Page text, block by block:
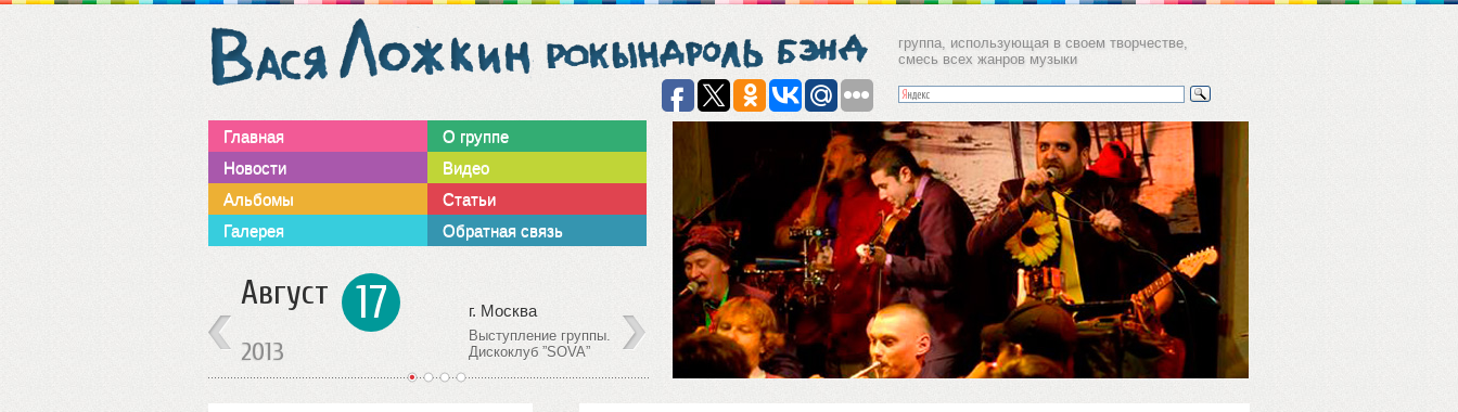
группа, использующая в своем творчестве,
смесь всех жанров музыки
Главная
Новости
Альбомы
Галерея
О группе
Видео
Статьи
Обратная связь
Октябрь 15
2013
г. Москва
Столешников пер. 11,
стр.1, Клуб Gogol'
Декабрь 09
2013
г. Москва
Столешников пер. 11,
стр.1, Клуб Gogol'